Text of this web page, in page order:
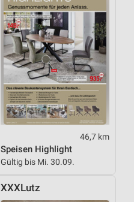
46,7 km
Speisen Highlight
Gültig bis Mi. 30.09.
XXXLutz